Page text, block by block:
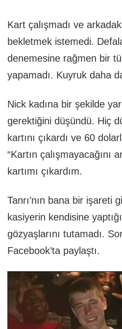
Kart çalışmadı ve
bekletmek istemedi.
denemesine rağmen bir
yapamadı. Kuyruk daha
Nick kadına bir şekilde
gerektiğini düşündü. Hiç
kartını çıkardı ve 60
“Kartın çalışmayacağını
kartımı çıkardım.
Tanrı’nın bana bir işareti
kasiyerin kendisine
gözyaşlarını tutamadı.
Facebook’ta paylaştı.